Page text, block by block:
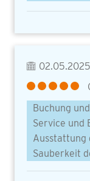
02.05.2025
Buchung
Service und
Sauberkeit